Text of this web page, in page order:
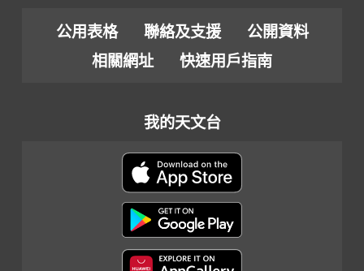
公用表格 聯絡及支援
公開資料
相關網址
快速用戶指南
我的天文台